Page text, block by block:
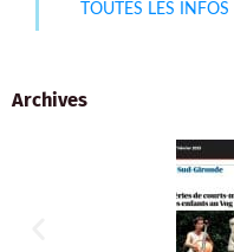
TOUTES LES INFOS
Archives